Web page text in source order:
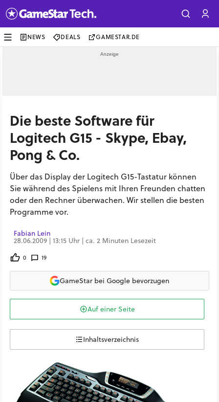
NEWS DEALS GAMESTAR.DE
Die beste Software für
Logitech G15 - Skype, Ebay,
Pong & Co.
Über das Display der Logitech G15-Tastatur können
Sie während des Spielens mit Ihren Freunden chatten
oder den Rechner überwachen. Wir stellen die besten
Programme vor.
Fabian Lein
28.06.2009 | 13:15 Uhr | ca. 2 Minuten Lesezeit
0 19
GameStar bei Google bevorzugen
Auf einer Seite
Inhaltsverzeichnis